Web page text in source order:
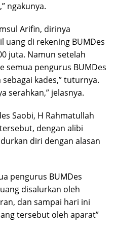
ngakunya.
Arifin, dirinya
uang di rekening BUMDes
juta. Namun setelah
semua pengurus BUMDes
kades,” tuturnya.
serahkan,” jelasnya.
Saobi, H Rahmatullah
dengan alibi
diri dengan alasan
pengurus BUMDes
disalurkan oleh
dan sampai hari ini
tersebut oleh aparat”